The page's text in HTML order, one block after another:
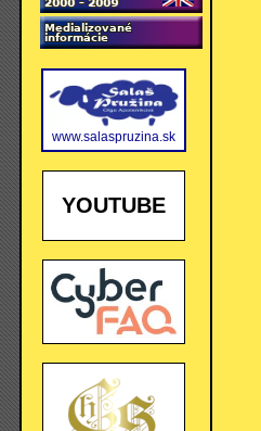
www.salaspruzina.sk
YOUTUBE